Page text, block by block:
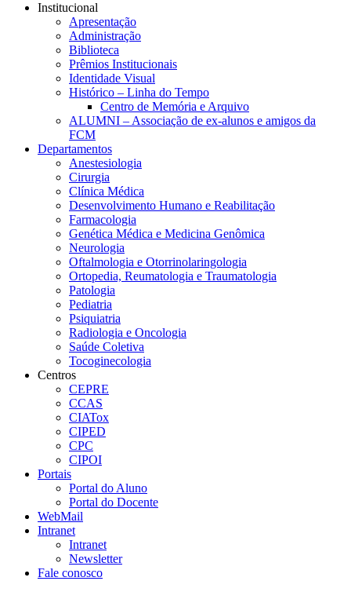
Institucional
Apresentação
Administração
Biblioteca
Prêmios Institucionais
Identidade Visual
Histórico – Linha do Tempo
Centro de Memória e Arquivo
ALUMNI – Associação de ex-alunos e amigos da
FCM
Departamentos
Anestesiologia
Cirurgia
Clínica Médica
Desenvolvimento Humano e Reabilitação
Farmacologia
Genética Médica e Medicina Genômica
Neurologia
Oftalmologia e Otorrinolaringologia
Ortopedia, Reumatologia e Traumatologia
Patologia
Pediatria
Psiquiatria
Radiologia e Oncologia
Saúde Coletiva
Tocoginecologia
Centros
CEPRE
CCAS
CIATox
CIPED
CPC
CIPOI
Portais
Portal do Aluno
Portal do Docente
WebMail
Intranet
Intranet
Newsletter
Fale conosco